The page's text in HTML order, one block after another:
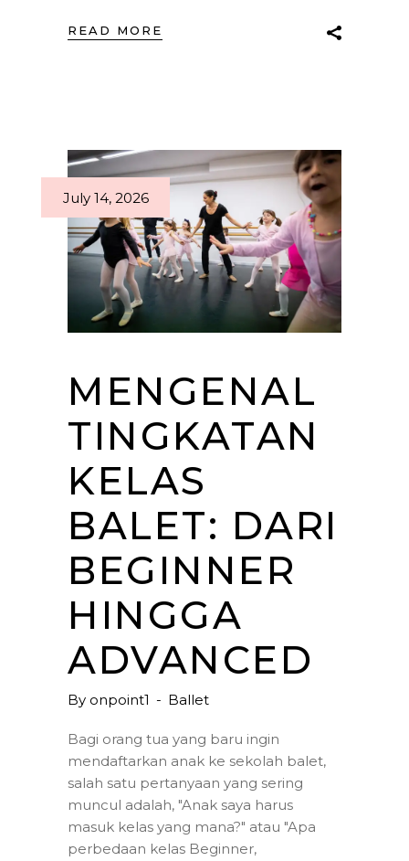
READ MORE
July 14, 2026
MENGENAL
TINGKATAN
KELAS
BALET: DARI
BEGINNER
HINGGA
ADVANCED
By onpoint1 Ballet
Bagi orang tua yang baru ingin
mendaftarkan anak ke sekolah balet,
salah satu pertanyaan yang sering
muncul adalah, "Anak saya harus
masuk kelas yang mana?" atau "Apa
perbedaan kelas Beginner,